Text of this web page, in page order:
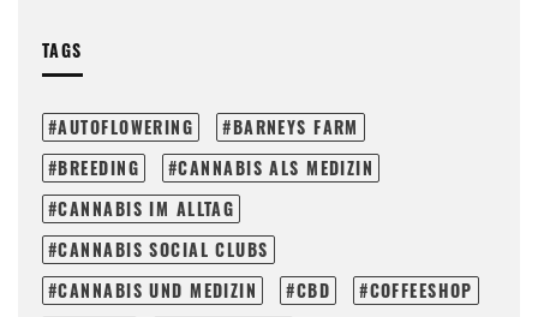
TAGS
AUTOFLOWERING
BARNEYS FARM
BREEDING
CANNABIS ALS MEDIZIN
CANNABIS IM ALLTAG
CANNABIS SOCIAL CLUBS
CANNABIS UND MEDIZIN
CBD
COFFEESHOP